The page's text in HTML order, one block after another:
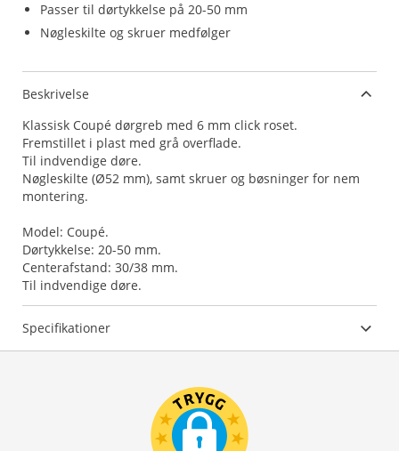
Passer til dørtykkelse på 20-50 mm
Nøgleskilte og skruer medfølger
Beskrivelse
Klassisk Coupé dørgreb med 6 mm click roset.
Fremstillet i plast med grå overflade.
Til indvendige døre.
Nøgleskilte (Ø52 mm), samt skruer og bøsninger for nem
montering.
Model: Coupé.
Dørtykkelse: 20-50 mm.
Centerafstand: 30/38 mm.
Til indvendige døre.
Specifikationer